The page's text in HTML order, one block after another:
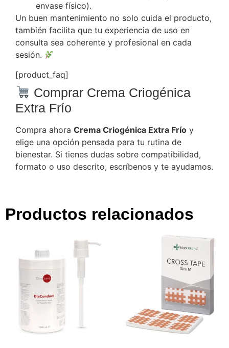
envase físico).
Un buen mantenimiento no solo cuida el producto,
también facilita que tu experiencia de uso en
consulta sea coherente y profesional en cada
sesión.
[product_faq]
Comprar Crema Criogénica
Extra Frío
Compra ahora Crema Criogénica Extra Frío y
elige una opción pensada para tu rutina de
bienestar. Si tienes dudas sobre compatibilidad,
formato o uso descrito, escríbenos y te ayudamos.
Productos relacionados